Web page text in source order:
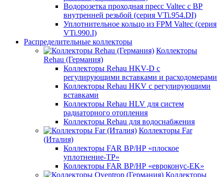
Водорозетка проходная пресс Valtec с ВР
внутренней резьбой (серия VTi.954.DI)
Уплотнительное кольцо из FPM Valtec (серия
VTi.990.I)
Распределительные коллекторы
Коллекторы
Rehau (Германия)
Коллекторы Rehau HKV-D с
регулирующими вставками и расходомерами
Коллекторы Rehau HKV с регулирующими
вставками
Коллекторы Rehau HLV для систем
радиаторного отопления
Коллекторы Rehau для водоснабжения
Коллекторы Far
(Италия)
Коллекторы FAR ВР/НР «плоское
уплотнение-TP»
Коллекторы FAR ВР/НР «евроконус-EK»
Коллекторы